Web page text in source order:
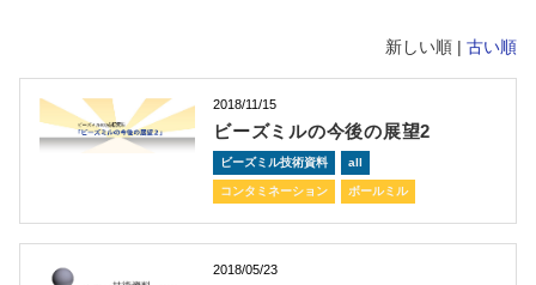
新しい順 | 古い順
2018/11/15
ビーズミルの今後の展望2
ビーズミル技術資料 all
コンタミネーション ボールミル
2018/05/23